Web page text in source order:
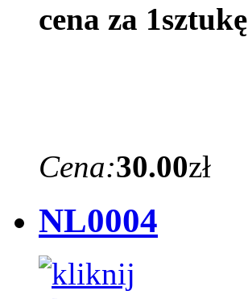
cena za 1sztukę
Cena:30.00zł
NL0004